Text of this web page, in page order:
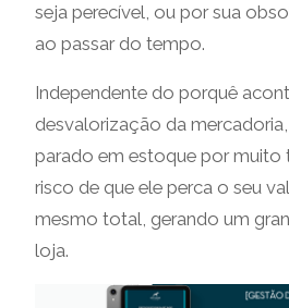
seja perecível, ou por sua
ao passar do tempo.
Independente do porquê
desvalorização da
parado em estoque por muito
risco de que ele perca o seu
mesmo total, gerando um
loja.